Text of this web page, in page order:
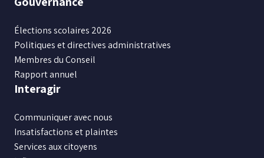
Élections scolaires 2026
Politiques et directives administratives
Membres du Conseil
Rapport annuel
Interagir
Communiquer avec nous
Insatisfactions et plaintes
Services aux citoyens